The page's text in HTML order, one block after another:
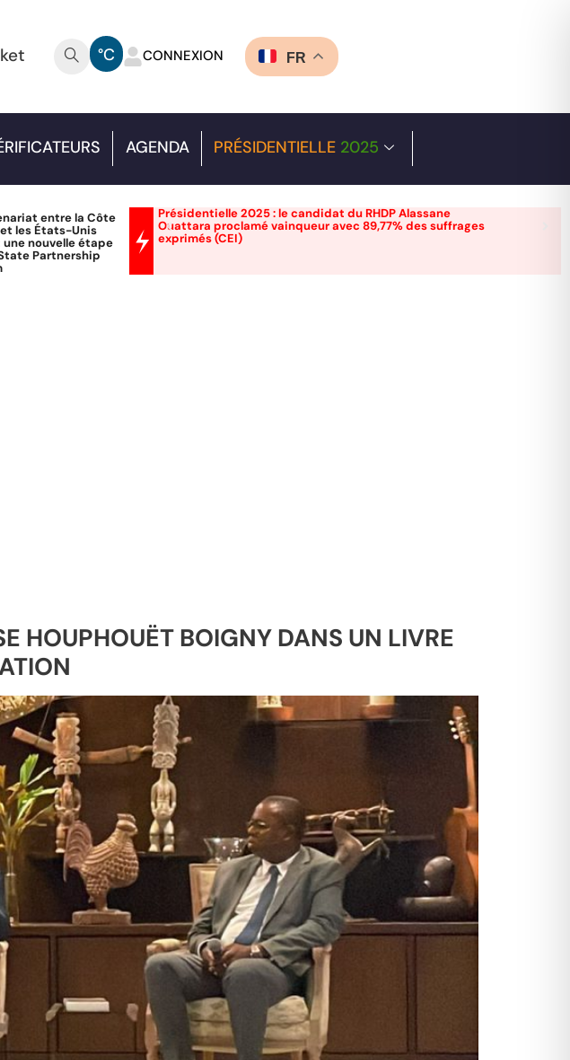
°C CONNEXION FR
AGENDA PRÉSIDENTIELLE 2025
entre la Côte
et les États-Unis
nouvelle étape
Partnership
Présidentielle 2025 : le candidat du RHDP Alassane
Ouattara proclamé vainqueur avec 89,77% des suffrages
exprimés (CEI)
HOUPHOUËT BOIGNY DANS UN LIVRE